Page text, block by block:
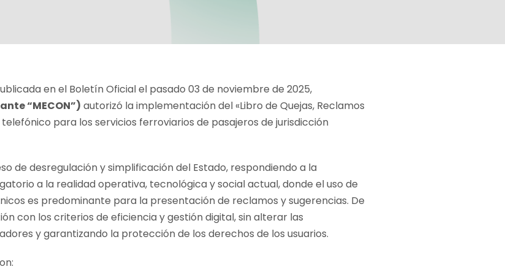
en el Boletín Oficial el pasado 03 de noviembre de 2025,
“MECON”) autorizó la implementación del «Libro de Quejas, Reclamos
para los servicios ferroviarios de pasajeros de jurisdicción
de desregulación y simplificación del Estado, respondiendo a la
a la realidad operativa, tecnológica y social actual, donde el uso de
es predominante para la presentación de reclamos y sugerencias. De
con los criterios de eficiencia y gestión digital, sin alterar las
y garantizando la protección de los derechos de los usuarios.